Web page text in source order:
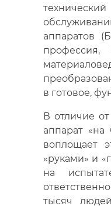
аппаратов
в готовое,
В отличие
аппарат «на
воплощает
«руками» и
на
тысяч